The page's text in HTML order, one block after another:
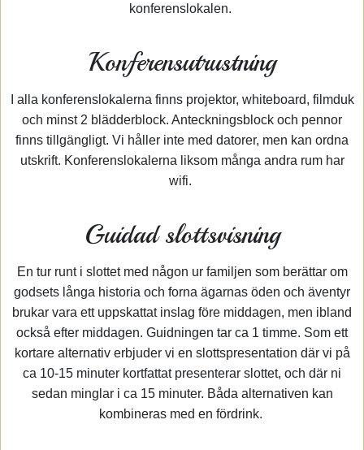
konferenslokalen.
Konferensutrustning
I alla konferenslokalerna finns projektor, whiteboard, filmduk
och minst 2 blädderblock. Anteckningsblock och pennor
finns tillgängligt. Vi håller inte med datorer, men kan ordna
utskrift. Konferenslokalerna liksom många andra rum har
wifi.
Guidad slottsvisning
En tur runt i slottet med någon ur familjen som berättar om
godsets långa historia och forna ägarnas öden och äventyr
brukar vara ett uppskattat inslag före middagen, men ibland
också efter middagen. Guidningen tar ca 1 timme. Som ett
kortare alternativ erbjuder vi en slottspresentation där vi på
ca 10-15 minuter kortfattat presenterar slottet, och där ni
sedan minglar i ca 15 minuter. Båda alternativen kan
kombineras med en fördrink.